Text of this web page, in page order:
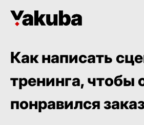
Как написать
тренинга, чтобы
понравился